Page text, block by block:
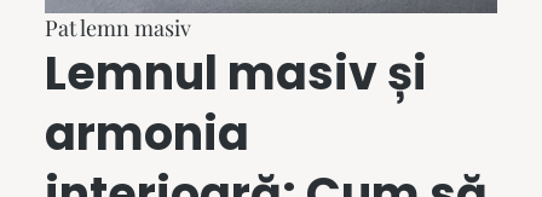
Pat lemn masiv
Lemnul masiv și
armonia